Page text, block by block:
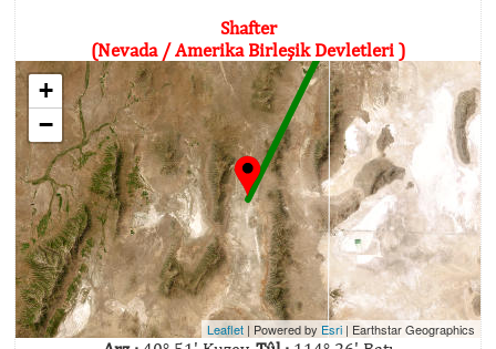
Shafter
(Nevada / Amerika Birleşik Devletleri )
+
−
Leaflet | Powered by Esri | Earthstar Geographics